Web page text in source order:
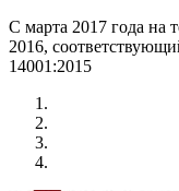
С марта 2017 года на
2016,
14001:2015